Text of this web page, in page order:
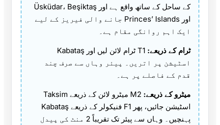
کے ساحل کے ساتھ واقع ہے اور Üsküdar، Beşiktaş
اور Princes’ Islands جانے والی فیریز کے لیے
ایک اہم روانگی مقام ہے۔
ٹرام کے ذریعے:
T1 ٹرام لائن لیں اور Kabataş
اسٹیشن پر اتریں۔ پیئر وہاں سے صرف چند
قدم کے فاصلے پر ہے۔
میٹرو کے ذریعے:
M2 میٹرو لائن کے ذریعے Taksim
اسٹیشن جائیں، پھر F1 فنیکولر کے ذریعے Kabataş
پہنچیں۔ وہاں سے پیئر تک تقریباً 2 منٹ کی پیدل